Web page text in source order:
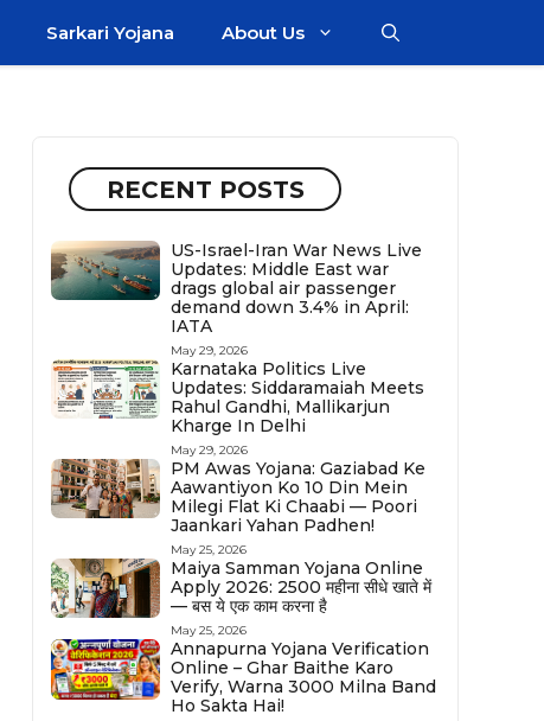
Sarkari Yojana About Us
RECENT POSTS
US-Israel-Iran War News Live
Updates: Middle East war
drags global air passenger
demand down 3.4% in April:
IATA
May 29, 2026
Karnataka Politics Live
Updates: Siddaramaiah Meets
Rahul Gandhi, Mallikarjun
Kharge In Delhi
May 29, 2026
PM Awas Yojana: Gaziabad Ke
Aawantiyon Ko 10 Din Mein
Milegi Flat Ki Chaabi — Poori
Jaankari Yahan Padhen!
May 25, 2026
Maiya Samman Yojana Online
Apply 2026: ₹2500 महीना सीधे खाते में
— बस ये एक काम करना है
May 25, 2026
Annapurna Yojana Verification
Online – Ghar Baithe Karo
Verify, Warna ₹3000 Milna Band
Ho Sakta Hai!